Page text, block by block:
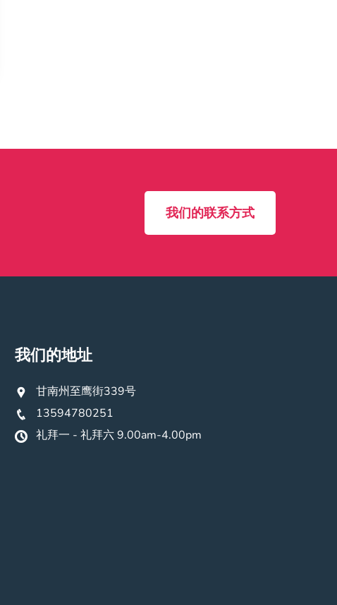
我们的联系方式
我们的地址
甘南州至鹰街339号
13594780251
礼拜一 - 礼拜六 9.00am-4.00pm